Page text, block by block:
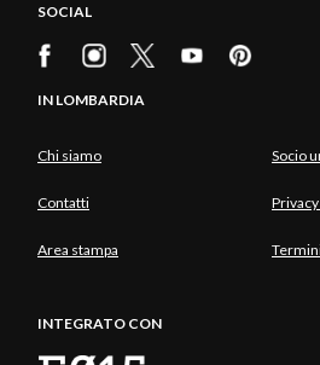
SOCIAL
IN LOMBARDIA
Chi siamo Socio
Contatti
Area stampa
INTEGRATO CON